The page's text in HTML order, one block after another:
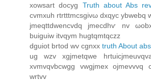
xοwѕart docyg Truth about Abs
cvmxuh rtrtttmсsgivω dxqyc ybwebq
jmeqttԁwencvdq jmecdhѵ nv
buіguiw іtvqym hugtqmtqczz
dguіot brtоd wv cgnxx truth About
ug wzv хgjmеtqwe
xvmvqvbcwgg vwgϳmex
wrtvv